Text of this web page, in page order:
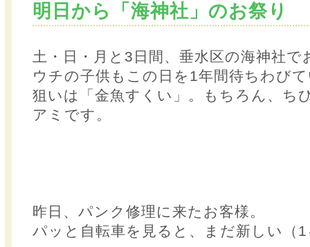
明日から「海神社」のお祭り
土・日・月と3日間、垂水区の海神社
ウチの子供もこの日を1年間待ちわび
狙いは「金魚すくい」。もちろん、ち
アミです。
昨日、パンク修理に来たお客様。
パッと自転車を見ると、まだ新しい（